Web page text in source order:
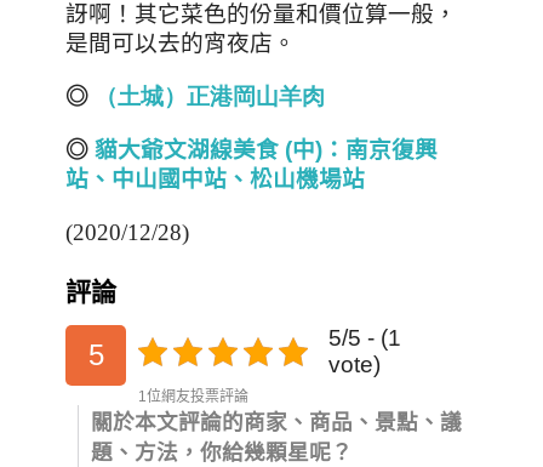
訝啊！其它菜色的份量和價位算一般，
是間可以去的宵夜店 。
◎ （土城） 正港岡山羊肉
◎ 貓大爺文湖線美食 (中) ：南京復興
站、中山國中站、松山機場站
(2020/12/28)
評論
5
5/5 - (1
vote)
1位網友投票評論
關於本文評論的商家、商品、景點、議
題、方法，你給幾顆星呢？